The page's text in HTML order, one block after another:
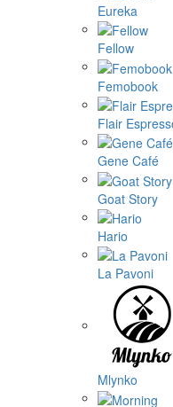
Eureka
Fellow
Femobook
Flair
Gene Café
Goat Story
Hario
La Pavoni
Mlynko